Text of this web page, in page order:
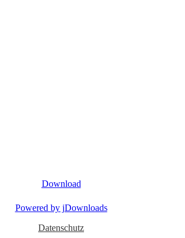
Download
Powered by jDownloads
Datenschutz